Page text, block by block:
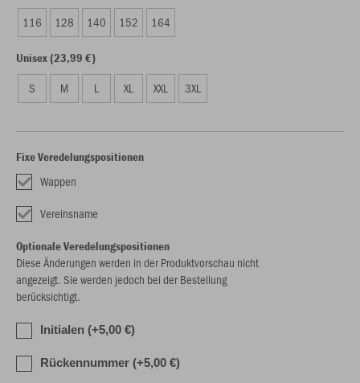
116 128 140 152 164
Unisex (23,99 €)
S M L XL XXL 3XL
Fixe Veredelungspositionen
Wappen
Vereinsname
Optionale Veredelungspositionen
Diese Änderungen werden in der Produktvorschau nicht
angezeigt. Sie werden jedoch bei der Bestellung
berücksichtigt.
Initialen (+5,00 €)
Rückennummer (+5,00 €)